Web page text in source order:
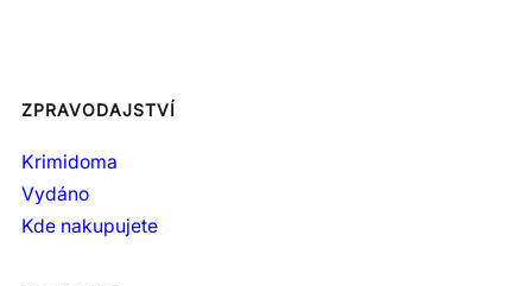
ZPRAVODAJSTVÍ
Krimidoma
Vydáno
Kde nakupujete